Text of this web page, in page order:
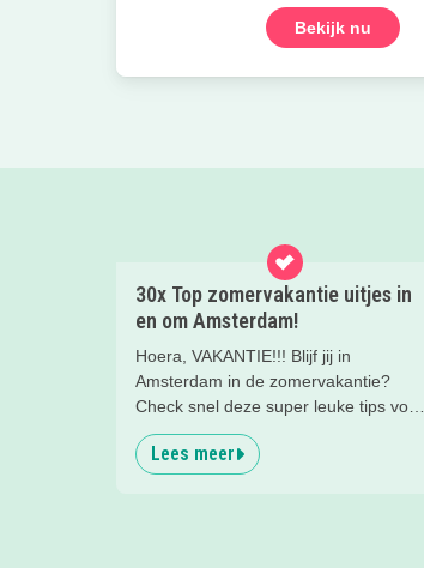
Bekijk nu
30x Top zomervakantie uitjes in
en om Amsterdam!
Hoera, VAKANTIE!!! Blijf jij in
Amsterdam in de zomervakantie?
Check snel deze super leuke tips voor
uitjes, gezinsuitjes en vakantiekampen!
Fijne vakantie!
Lees meer